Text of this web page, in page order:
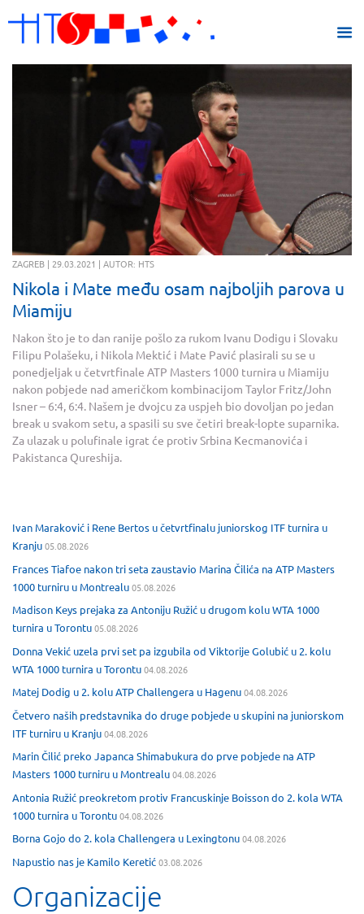
ZAGREB | 29.03.2021 | AUTOR: HTS
Nikola i Mate među osam najboljih parova u
Miamiju
Nakon što je to dan ranije pošlo za rukom Ivanu Dodigu i Slovaku
Filipu Polašeku, i Nikola Mektić i Mate Pavić plasirali su se u
ponedjeljak u četvrtfinale ATP Masters 1000 turnira u Miamiju
nakon pobjede nad američkom kombinacijom Taylor Fritz/John
Isner – 6:4, 6:4. Našem je dvojcu za uspjeh bio dovoljan po jedan
break u svakom setu, a spasili su sve četiri break-lopte suparnika.
Za ulazak u polufinale igrat će protiv Srbina Kecmanovića i
Pakistanca Qureshija.
Ivan Maraković i Rene Bertos u četvrtfinalu juniorskog ITF turnira u
Kranju05.08.2026
Frances Tiafoe nakon tri seta zaustavio Marina Čilića na ATP Masters
1000 turniru u Montrealu05.08.2026
Madison Keys prejaka za Antoniju Ružić u drugom kolu WTA 1000
turnira u Torontu05.08.2026
Donna Vekić uzela prvi set pa izgubila od Viktorije Golubić u 2. kolu
WTA 1000 turnira u Torontu04.08.2026
Matej Dodig u 2. kolu ATP Challengera u Hagenu04.08.2026
Četvero naših predstavnika do druge pobjede u skupini na juniorskom
ITF turniru u Kranju04.08.2026
Marin Čilić preko Japanca Shimabukura do prve pobjede na ATP
Masters 1000 turniru u Montrealu04.08.2026
Antonia Ružić preokretom protiv Francuskinje Boisson do 2. kola WTA
1000 turnira u Torontu04.08.2026
Borna Gojo do 2. kola Challengera u Lexingtonu04.08.2026
Napustio nas je Kamilo Keretić03.08.2026
Organizacije